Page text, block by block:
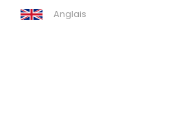
Anglais